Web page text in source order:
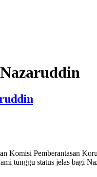
Komisi Pemberantasan
tunggu status jelas bagi